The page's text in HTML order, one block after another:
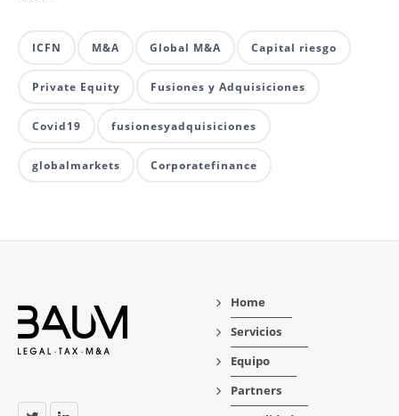
ICFN M&A Global M&A Capital riesgo
Private Equity Fusiones y Adquisiciones
Covid19 fusionesyadquisiciones
globalmarkets Corporatefinance
Home
Servicios
Equipo
Partners